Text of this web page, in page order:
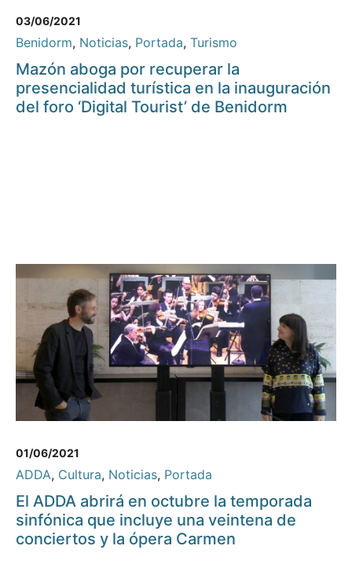
03/06/2021
Benidorm, Noticias, Portada, Turismo
Mazón aboga por recuperar la
presencialidad turística en la inauguración
del foro ‘Digital Tourist’ de Benidorm
01/06/2021
ADDA, Cultura, Noticias, Portada
El ADDA abrirá en octubre la temporada
sinfónica que incluye una veintena de
conciertos y la ópera Carmen